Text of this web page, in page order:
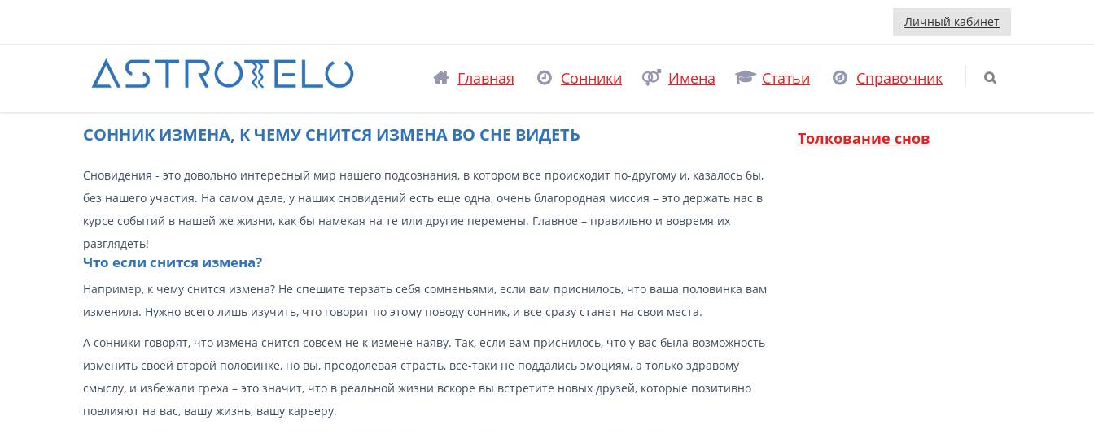
Личный кабинет
Главная Сонники Имена Статьи Справочник
CОННИК ИЗМЕНА, К ЧЕМУ СНИТСЯ ИЗМЕНА ВО СНЕ ВИДЕТЬ
Сновидения - это довольно интересный мир нашего подсознания, в котором все происходит по-другому и, казалось бы,
без нашего участия. На самом деле, у наших сновидений есть еще одна, очень благородная миссия – это держать нас в
курсе событий в нашей же жизни, как бы намекая на те или другие перемены. Главное – правильно и вовремя их
разглядеть!
Что если снится измена?
Например, к чему снится измена? Не спешите терзать себя сомненьями, если вам приснилось, что ваша половинка вам
изменила. Нужно всего лишь изучить, что говорит по этому поводу сонник, и все сразу станет на свои места.
А сонники говорят, что измена снится совсем не к измене наяву. Так, если вам приснилось, что у вас была возможность
изменить своей второй половинке, но вы, преодолевая страсть, все-таки не поддались эмоциям, а только здравому
смыслу, и избежали греха – это значит, что в реальной жизни вскоре вы встретите новых друзей, которые позитивно
повлияют на вас, вашу жизнь, вашу карьеру.
Толкование снов